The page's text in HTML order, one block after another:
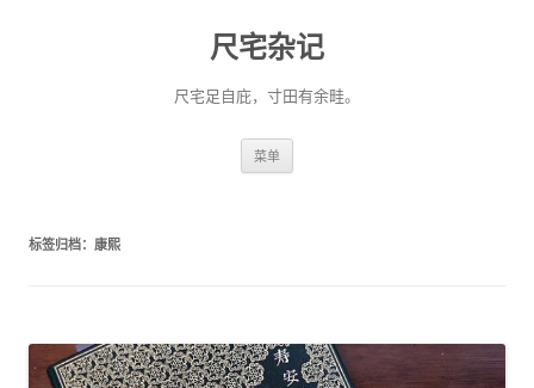
尺宅杂记
尺宅足自庇，寸田有余畦。
菜单
标签归档： 康熙